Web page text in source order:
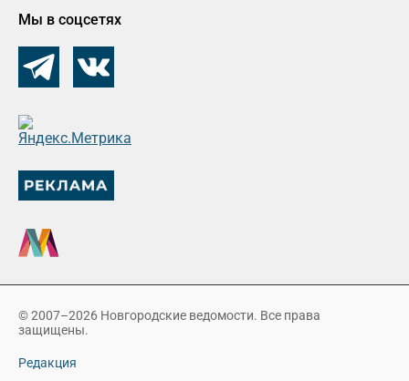
Мы в соцсетях
© 2007–2026 Новгородские ведомости. Все права
защищены.
Редакция